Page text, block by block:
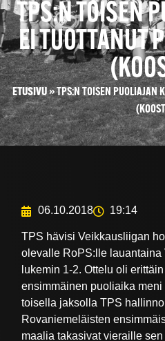
TPS:N TOISEN
EI TUOTTANUT
ETUSIVU»TPS:N TOISEN PUOLIAJAN
06.10.2018 19:14
TPS hävisi Veikkausliigan
olevalle RoPS:lle lauantaina
lukemin 1-2. Ottelu oli
ensimmäinen puoliaika
toisella jaksolla TPS
Rovaniemeläisten
maalia takasivat vieraille